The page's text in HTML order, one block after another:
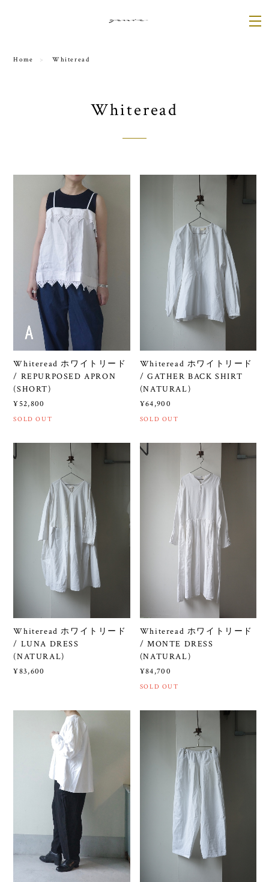
Home Whiteread
Whiteread
Whiteread ホワイトリード
/ REPURPOSED APRON
(SHORT)
¥52,800
SOLD OUT
Whiteread ホワイトリード
/ GATHER BACK SHIRT
(NATURAL)
¥64,900
SOLD OUT
Whiteread ホワイトリード
/ LUNA DRESS
(NATURAL)
¥83,600
Whiteread ホワイトリード
/ MONTE DRESS
(NATURAL)
¥84,700
SOLD OUT